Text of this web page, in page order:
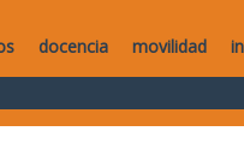
docencia movilidad